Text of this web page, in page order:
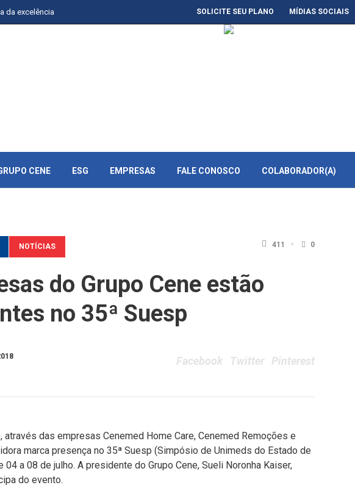
SOLICITE SEU PLANO MÍDIAS SOCIAIS
da excelência
CENE ESG EMPRESAS FALE CONOSCO COLABORADOR(A)
NOTÍCIAS 411 0
do Grupo Cene estão
no 35ª Suesp
Facebook Twitter Pinterest
através das empresas Cenemed Home Care, Cenemed Remoções e
marca presença no 35ª Suesp (Simpósio de Unimeds do Estado de
04 a 08 de julho. A presidente do Grupo Cene, Sueli Noronha Kaiser,
do evento.